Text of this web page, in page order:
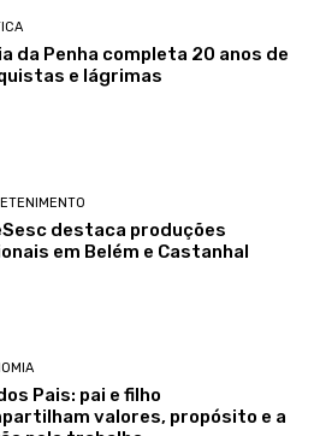
da Penha completa 20 anos de
e lágrimas
destaca produções
em Belém e Castanhal
Pais: pai e filho
valores, propósito e a